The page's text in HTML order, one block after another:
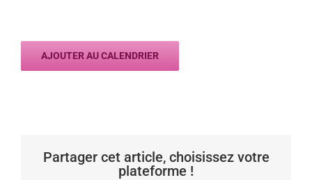
AJOUTER AU CALENDRIER
Partager cet article, choisissez votre
plateforme !